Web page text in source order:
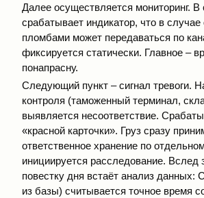
Далее осуществляется мониторинг. В
срабатывает индикатор, что в
пломбами может передаваться по
фиксируется статически. Главное –
понапрасну.
Следующий пункт – сигнал тревоги.
контроля (таможенный терминал,
выявляется несоответствие.
«красной карточки». Груз сразу
ответственное хранение по
инициируется расследование. Вслед
повестку дня встаёт анализ данных:
из базы) считывается точное время